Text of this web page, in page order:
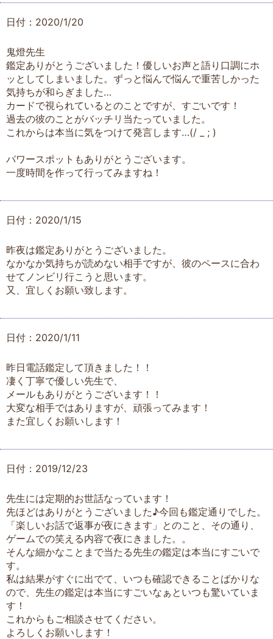
日付：2020/1/20
鬼燈先生
鑑定ありがとうございました！優しいお声と語り口調にホ
ッとしてしまいました。ずっと悩んで悩んで重苦しかった
気持ちが和らぎました…
カードで視られているとのことですが、すごいです！
過去の彼のことがバッチリ当たっていました。
これからは本当に気をつけて発言します…(/ _ ; )
パワースポットもありがとうございます。
一度時間を作って行ってみますね！
日付：2020/1/15
昨夜は鑑定ありがとうございました。
なかなか気持ちが読めない相手ですが、彼のペースに合わ
せてノンビリ行こうと思います。
又、宜しくお願い致します。
日付：2020/1/11
昨日電話鑑定して頂きました！！
凄く丁寧で優しい先生で、
メールもありがとうございます！！
大変な相手ではありますが、頑張ってみます！
また宜しくお願いします！
日付：2019/12/23
先生には定期的お世話なっています！
先ほどはありがとうございました♪今回も鑑定通りでした。
「楽しいお話で返事が夜にきます」とのこと、その通り、
ゲームでの笑える内容で夜にきました。。
そんな細かなことまで当たる先生の鑑定は本当にすごいで
す。
私は結果がすぐに出でて、いつも確認できることばかりな
ので、先生の鑑定は本当にすごいなぁといつも驚いていま
す！
これからもご相談させてください。
よろしくお願いします！